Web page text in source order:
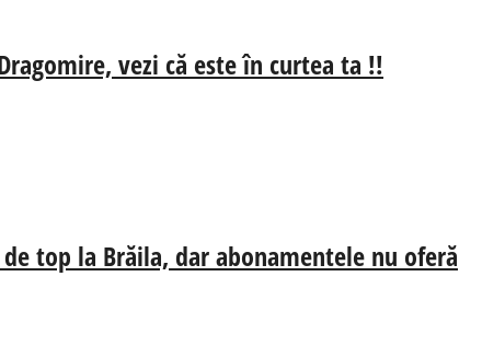
vezi că este în curtea ta !!
top la Brăila, dar abonamentele nu oferă